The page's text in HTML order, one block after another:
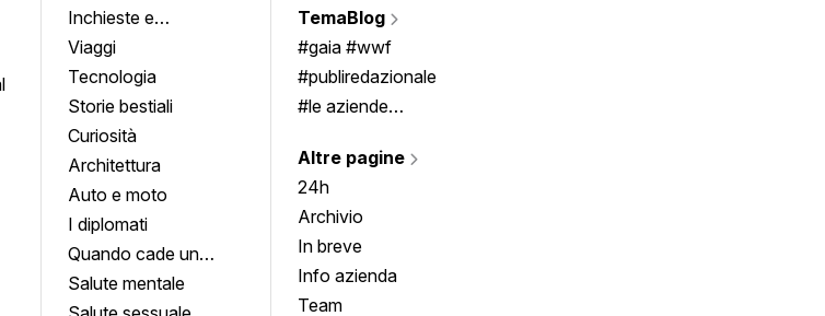
Inchieste e
approfondimenti
Viaggi
Tecnologia
Storie bestiali
Curiosità
Architettura
Auto e moto
I diplomati
Quando cade un
quadro
Salute mentale
TemaBlog
#gaia #wwf
#publiredazionale
#le aziende
Altre pagine
24h
Archivio
In breve
Info azienda
Team